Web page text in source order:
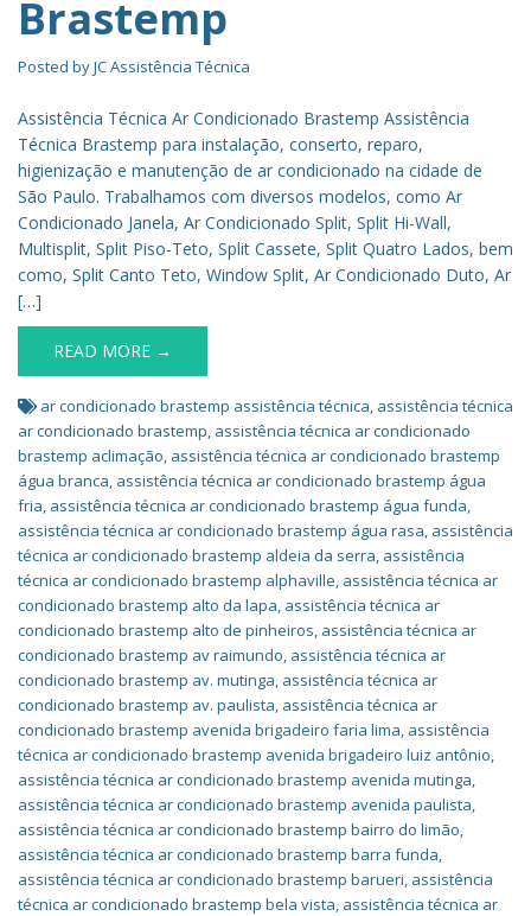
Brastemp
Posted byJC Assistência Técnica
Assistência Técnica Ar Condicionado Brastemp Assistência
Técnica Brastemp para instalação, conserto, reparo,
higienização e manutenção de ar condicionado na cidade de
São Paulo. Trabalhamos com diversos modelos, como Ar
Condicionado Janela, Ar Condicionado Split, Split Hi-Wall,
Multisplit, Split Piso-Teto, Split Cassete, Split Quatro Lados, bem
como, Split Canto Teto, Window Split, Ar Condicionado Duto, Ar
[…]
READ MORE →
ar condicionado brastemp assistência técnica, assistência técnica
ar condicionado brastemp, assistência técnica ar condicionado
brastemp aclimação, assistência técnica ar condicionado brastemp
água branca, assistência técnica ar condicionado brastemp água
fria, assistência técnica ar condicionado brastemp água funda,
assistência técnica ar condicionado brastemp água rasa, assistência
técnica ar condicionado brastemp aldeia da serra, assistência
técnica ar condicionado brastemp alphaville, assistência técnica ar
condicionado brastemp alto da lapa, assistência técnica ar
condicionado brastemp alto de pinheiros, assistência técnica ar
condicionado brastemp av raimundo, assistência técnica ar
condicionado brastemp av. mutinga, assistência técnica ar
condicionado brastemp av. paulista, assistência técnica ar
condicionado brastemp avenida brigadeiro faria lima, assistência
técnica ar condicionado brastemp avenida brigadeiro luiz antônio,
assistência técnica ar condicionado brastemp avenida mutinga,
assistência técnica ar condicionado brastemp avenida paulista,
assistência técnica ar condicionado brastemp bairro do limão,
assistência técnica ar condicionado brastemp barra funda,
assistência técnica ar condicionado brastemp barueri, assistência
técnica ar condicionado brastemp bela vista, assistência técnica ar